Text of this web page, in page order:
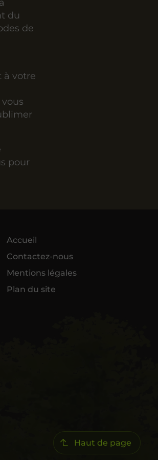
du
de
à votre
vous
pour
Accueil
Contactez-nous
Mentions légales
Plan du site
Haut de page